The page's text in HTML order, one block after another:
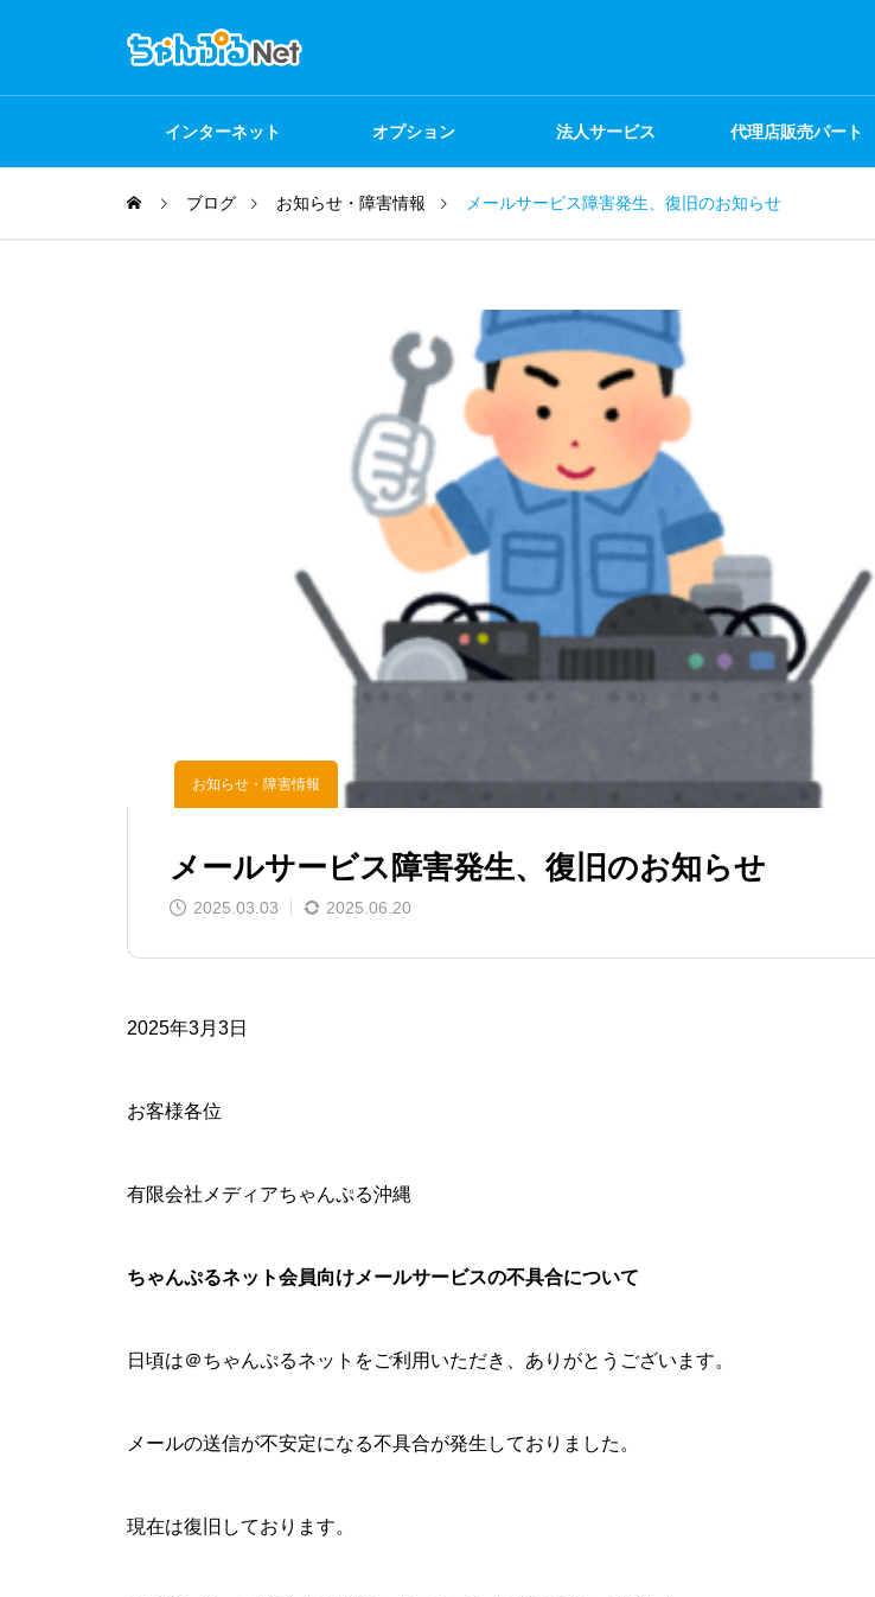
インターネット オプション 法人サービス 代理店販売パート
ナー
ブログ お知らせ・障害情報 メールサービス障害発生、復旧のお知らせ
お知らせ・障害情報
メールサービス障害発生、復旧のお知らせ
2025.03.03 2025.06.20
2025年3月3日
お客様各位
有限会社メディアちゃんぷる沖縄
ちゃんぷるネット会員向けメールサービスの不具合について
日頃は＠ちゃんぷるネットをご利用いただき、ありがとうございます。
メールの送信が不安定になる不具合が発生しておりました。
現在は復旧しております。